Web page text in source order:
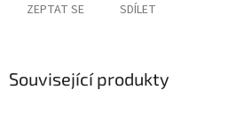
ZEPTAT SE SDÍLET
Související produkty